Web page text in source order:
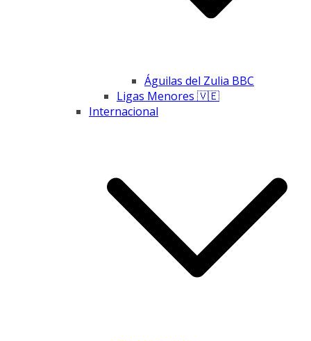
Águilas del Zulia BBC
Ligas Menores 🇻🇪
Internacional